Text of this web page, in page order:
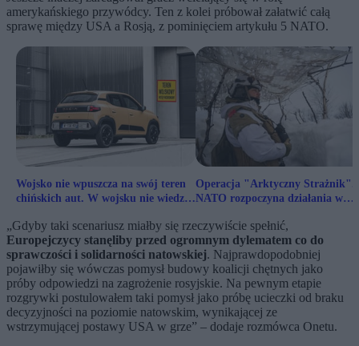
amerykańskiego przywódcy. Ten z kolei próbował załatwić całą
sprawę między USA a Rosją, z pominięciem artykułu 5 NATO.
Wojsko nie wpuszcza na swój teren
chińskich aut. W wojsku nie wiedzą,
Operacja "Arktyczny Strażnik".
NATO rozpoczyna działania w
„Gdyby taki scenariusz miałby się rzeczywiście spełnić,
Europejczycy stanęliby przed ogromnym dylematem co do
sprawczości i solidarności natowskiej. Najprawdopodobniej
pojawiłby się wówczas pomysł budowy koalicji chętnych jako
próby odpowiedzi na zagrożenie rosyjskie. Na pewnym etapie
rozgrywki postulowałem taki pomysł jako próbę ucieczki od braku
decyzyjności na poziomie natowskim, wynikającej ze
wstrzymującej postawy USA w grze” – dodaje rozmówca Onetu.